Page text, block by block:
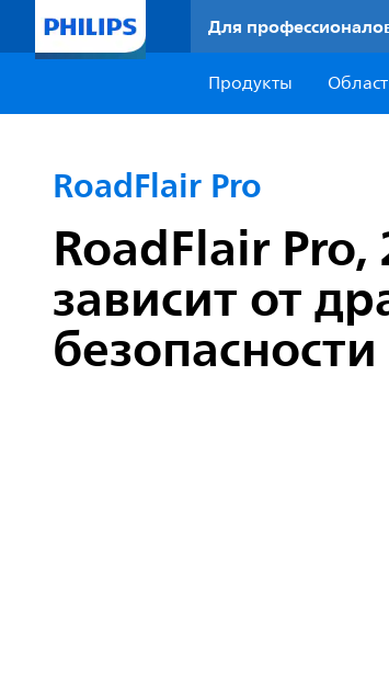
Для
Продукты
RoadFlair Pro
RoadFlair
зависит от